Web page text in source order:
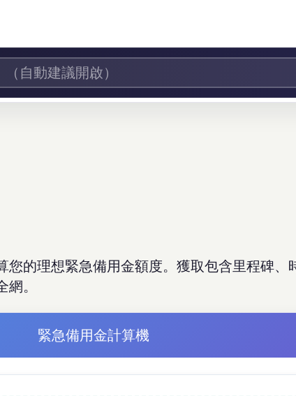
的理想緊急備用金額度。獲取包含里程碑、
。
緊急備用金計算機